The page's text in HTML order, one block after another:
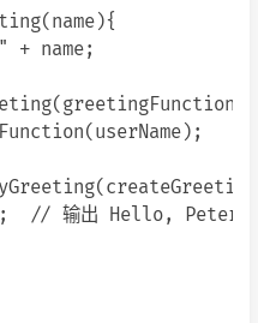
+ name;